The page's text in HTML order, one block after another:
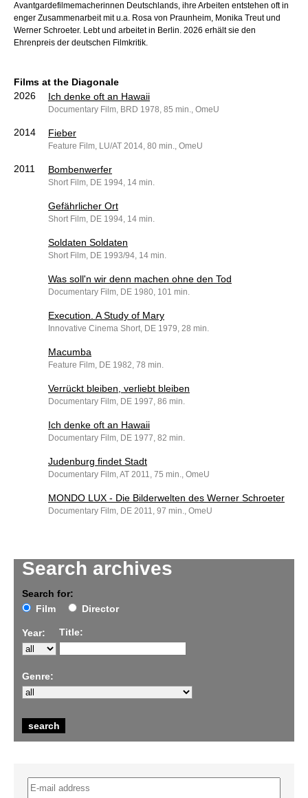
Search archives
Search for:
Film
Director
Year: Title:
Genre:
Avantgardefilmemacherinnen Deutschlands, ihre Arbeiten entstehen oft in
enger Zusammenarbeit mit u.a. Rosa von Praunheim, Monika Treut und
Werner Schroeter. Lebt und arbeitet in Berlin. 2026 erhält sie den
Ehrenpreis der deutschen Filmkritik.
Films at the Diagonale
2026
Ich denke oft an Hawaii
Documentary Film, BRD 1978, 85 min., OmeU
2014 Fieber
Feature Film, LU/AT 2014, 80 min., OmeU
2011 Bombenwerfer
Short Film, DE 1994, 14 min.
Gefährlicher Ort
Short Film, DE 1994, 14 min.
Soldaten Soldaten
Short Film, DE 1993/94, 14 min.
Was soll'n wir denn machen ohne den Tod
Documentary Film, DE 1980, 101 min.
Execution. A Study of Mary
Innovative Cinema Short, DE 1979, 28 min.
Macumba
Feature Film, DE 1982, 78 min.
Verrückt bleiben, verliebt bleiben
Documentary Film, DE 1997, 86 min.
Ich denke oft an Hawaii
Documentary Film, DE 1977, 82 min.
Judenburg findet Stadt
Documentary Film, AT 2011, 75 min., OmeU
MONDO LUX - Die Bilderwelten des Werner Schroeter
Documentary Film, DE 2011, 97 min., OmeU